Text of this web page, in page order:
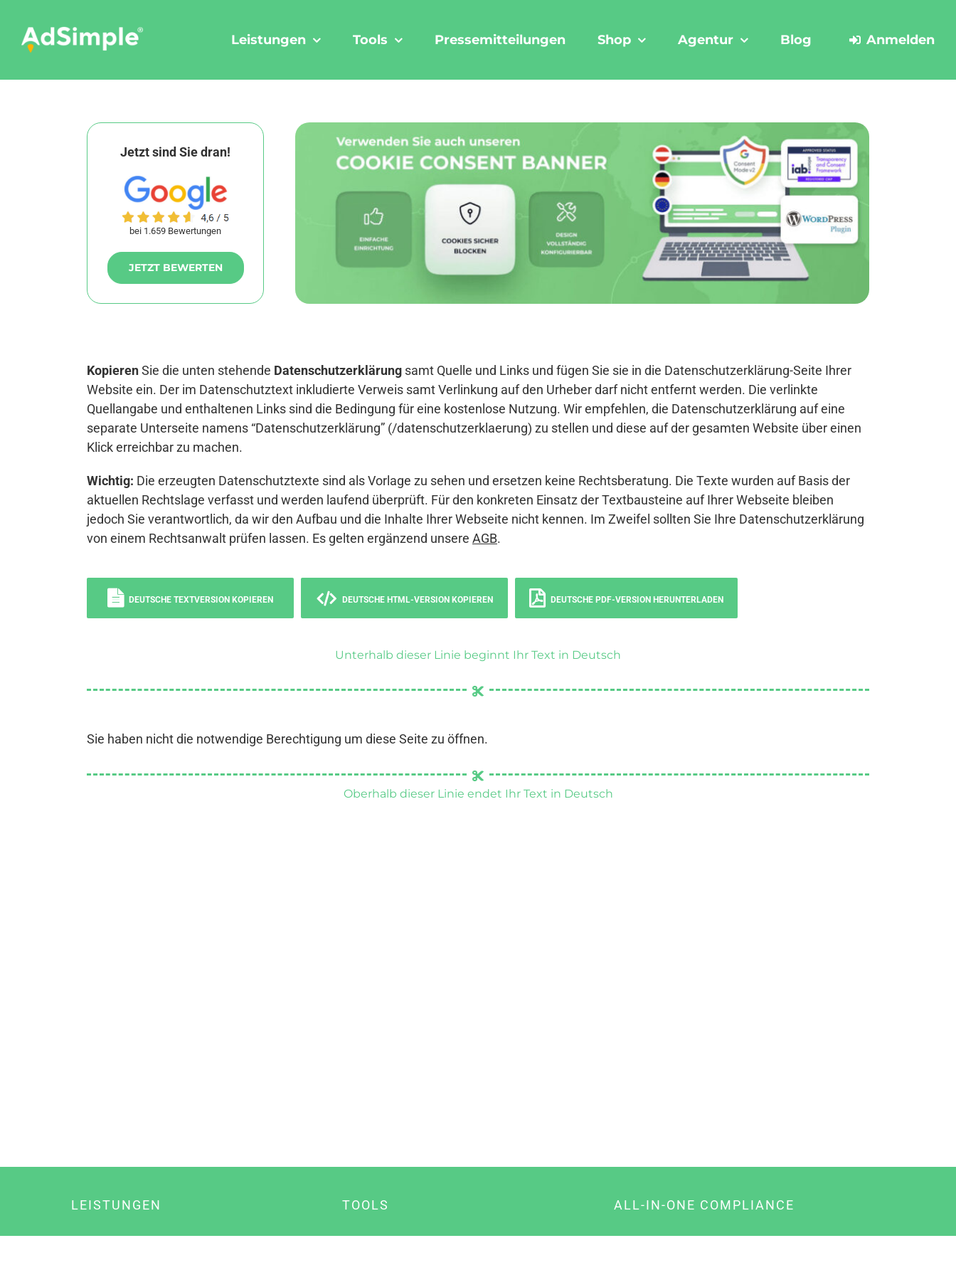
content
Leistungen Tools Pressemitteilungen Shop Agentur Blog Anmelden
Jetzt sind Sie dran!
bei 1.659 Bewertungen
JETZT BEWERTEN
KopierenSie die unten stehende Datenschutzerklärung samt Quelle und Links und fügen Sie sie in die Datenschutzerklärung-Seite Ihrer
Website ein. Der im Datenschutztext inkludierte Verweis samt Verlinkung auf den Urheber darf nicht entfernt werden. Die verlinkte
Quellangabe und enthaltenen Links sind die Bedingung für eine kostenlose Nutzung. Wir empfehlen, die Datenschutzerklärung auf eine
separate Unterseite namens “Datenschutzerklärung” (/datenschutzerklaerung) zu stellen und diese auf der gesamten Website über einen
Klick erreichbar zu machen.
Wichtig: Die erzeugten Datenschutztexte sind als Vorlage zu sehen und ersetzen keine Rechtsberatung. Die Texte wurden auf Basis der
aktuellen Rechtslage verfasst und werden laufend überprüft. Für den konkreten Einsatz der Textbausteine auf Ihrer Webseite bleiben
jedoch Sie verantwortlich, da wir den Aufbau und die Inhalte Ihrer Webseite nicht kennen. Im Zweifel sollten Sie Ihre Datenschutzerklärung
von einem Rechtsanwalt prüfen lassen. Es gelten ergänzend unsere AGB.
DEUTSCHE TEXTVERSION KOPIEREN DEUTSCHE HTML-VERSION KOPIEREN DEUTSCHE PDF-VERSION HERUNTERLADEN
Unterhalb dieser Linie beginnt Ihr Text in Deutsch
Sie haben nicht die notwendige Berechtigung um diese Seite zu öffnen.
Oberhalb dieser Linie endet Ihr Text in Deutsch
LEISTUNGEN TOOLS ALL-IN-ONE COMPLIANCE